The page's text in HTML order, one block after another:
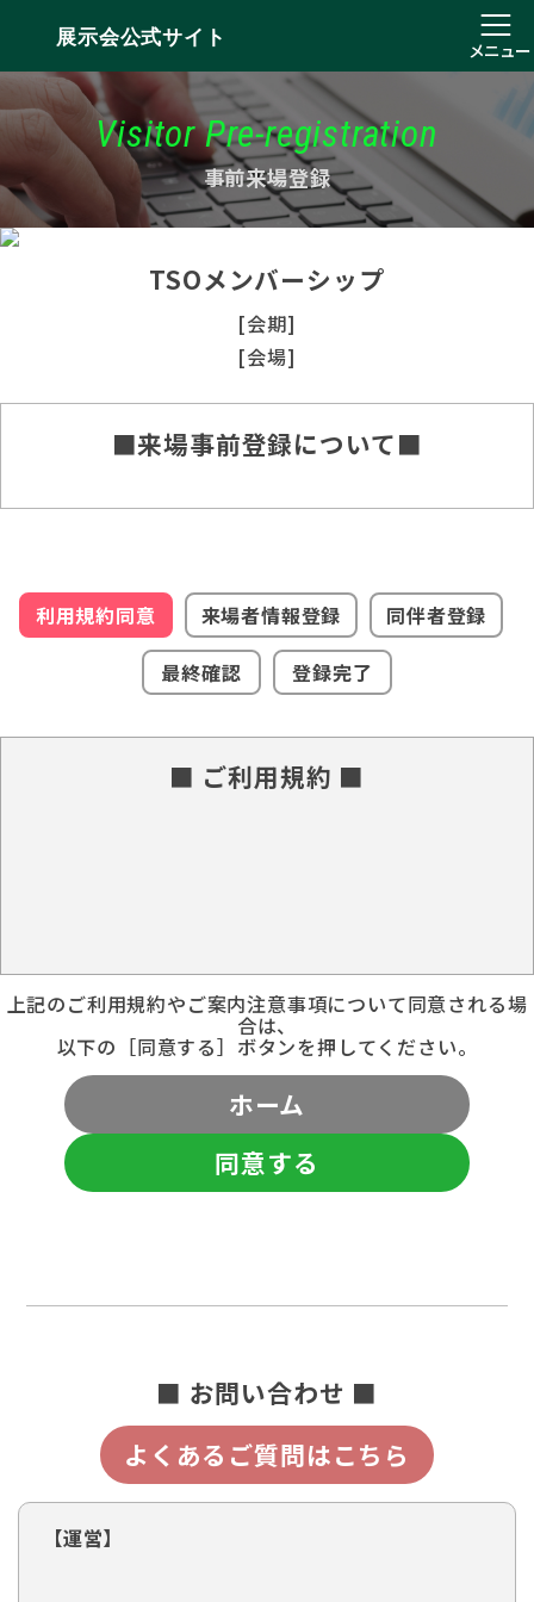
展示会公式サイト
メニュー
Visitor Pre-registration
事前来場登録
TSOメンバーシップ
[会期]
[会場]
■来場事前登録について■
利用規約同意 来場者情報登録
同伴者登録
最終確認
登録完了
■ ご利用規約 ■
上記のご利用規約やご案内注意事項について同意される場
合は、
以下の［同意する］ボタンを押してください。
ホーム
同意する
■ お問い合わせ ■
よくあるご質問はこちら
【運営】